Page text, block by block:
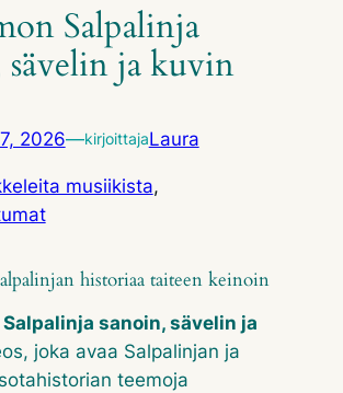
Salpalinja
sävelin ja kuvin
2026—kirjoittajaLaura
musiikista
historiaa taiteen keinoin
sanoin, sävelin ja
joka avaa Salpalinjan ja
teemoja